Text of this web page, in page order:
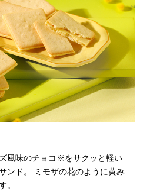
風味のチョコ※をサクッと軽い
ンド。 ミモザの花のように黄み
。